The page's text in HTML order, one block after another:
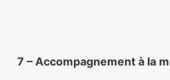
7 – Accompagnement à la